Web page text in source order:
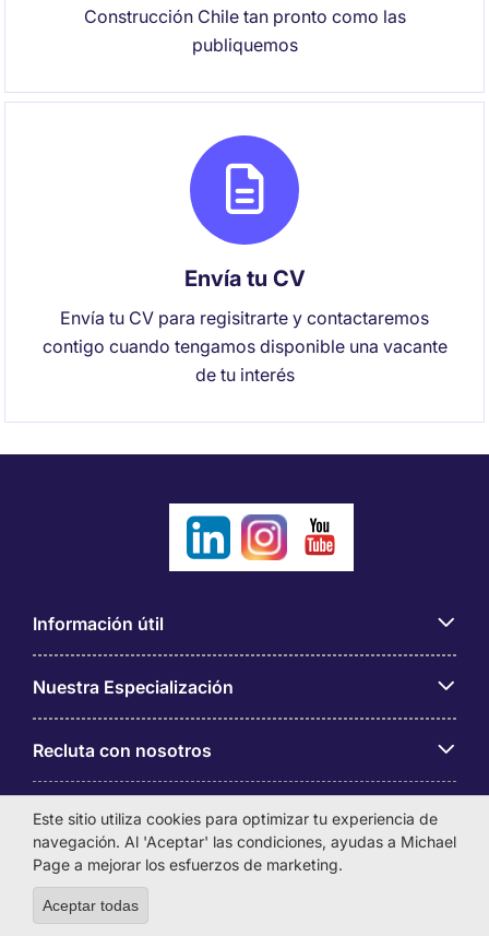
Construcción Chile tan pronto como las
publiquemos
Envía tu CV
Envía tu CV para regisitrarte y contactaremos
contigo cuando tengamos disponible una vacante
de tu interés
Información útil
Nuestra Especialización
Recluta con nosotros
Sobre Michael Page
Este sitio utiliza cookies para optimizar tu experiencia de
navegación. Al 'Aceptar' las condiciones, ayudas a Michael
Page a mejorar los esfuerzos de marketing.
Aceptar todas